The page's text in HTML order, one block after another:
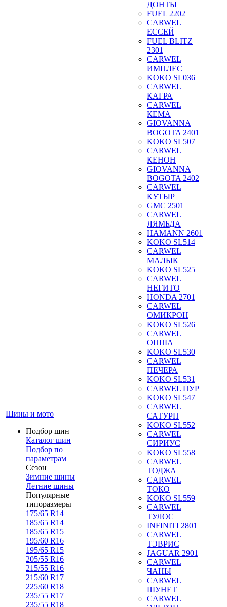
Шины и мото
Подбор шин
Каталог шин
Подбор по
параметрам
Сезон
Зимние шины
Летние шины
Популярные
типоразмеры
175/65 R14
185/65 R14
185/65 R15
195/60 R16
195/65 R15
205/55 R16
215/55 R16
215/60 R17
225/60 R18
235/55 R17
235/55 R18
ДОНТЫ
FUEL 2202
CARWEL
ЕССЕЙ
FUEL BLITZ
2301
CARWEL
ИМПЛЕС
KOKO SL036
CARWEL
КАГРА
CARWEL
КЕМА
GIOVANNA
BOGOTA 2401
KOKO SL507
CARWEL
КЕНОН
GIOVANNA
BOGOTA 2402
CARWEL
КУТЫР
GMC 2501
CARWEL
ЛЯМБДА
HAMANN 2601
KOKO SL514
CARWEL
МАЛЫК
KOKO SL525
CARWEL
НЕГИТО
HONDA 2701
CARWEL
ОМИКРОН
KOKO SL526
CARWEL
ОПША
KOKO SL530
CARWEL
ПЕЧЕРА
KOKO SL531
CARWEL ПУР
KOKO SL547
CARWEL
САТУРН
KOKO SL552
CARWEL
СИРИУС
KOKO SL558
CARWEL
ТОДЖА
CARWEL
ТОКО
KOKO SL559
CARWEL
ТУЛОС
INFINITI 2801
CARWEL
ТЭВРИС
JAGUAR 2901
CARWEL
ЧАНЫ
CARWEL
ШУНЕТ
CARWEL